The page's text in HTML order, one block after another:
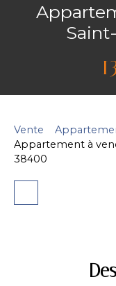
Vente
Appartement à
38400